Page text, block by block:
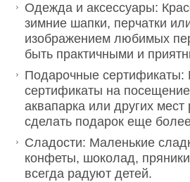
Одежда и аксессуары:
зимние шапки, перчатки
изображением любимых
быть практичными и
Подарочные сертификаты:
сертификаты на
аквапарка или других мест
сделать подарок еще
Сладости: Маленькие
конфеты, шоколад,
всегда радуют детей.